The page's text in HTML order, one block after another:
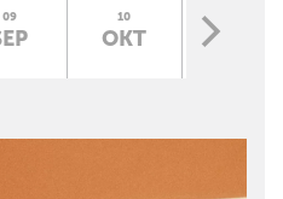
09 10
OKT NOV